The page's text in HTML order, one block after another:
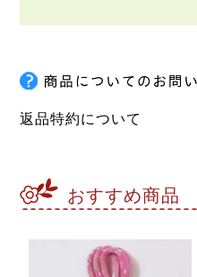
返品特約について
おすすめ商品